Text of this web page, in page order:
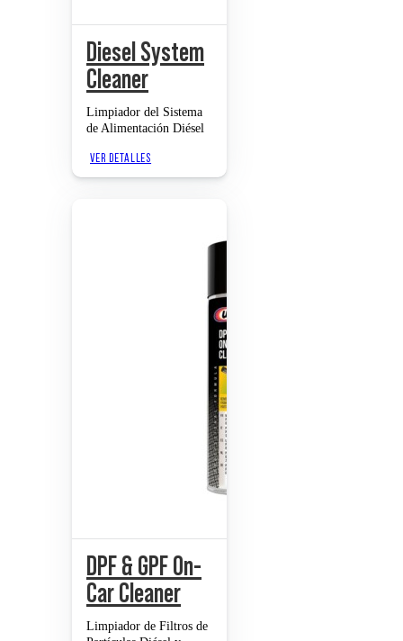
Diesel System
Cleaner
Limpiador del Sistema
de Alimentación Diésel
VER DETALLES
DPF & GPF On-
Car Cleaner
Limpiador de Filtros de